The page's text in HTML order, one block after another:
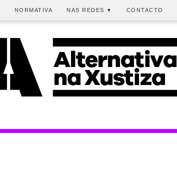
NORMATIVA NAS REDES ▼ CONTACTO